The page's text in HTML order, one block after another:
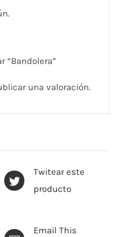
“Bandolera”
una valoración.
Twitear este
producto
Email This